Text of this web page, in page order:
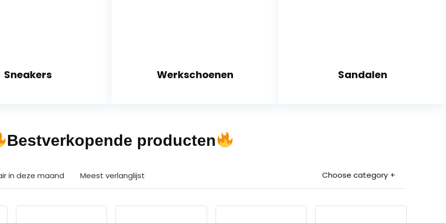
Sneakers Werkschoenen Sandalen
Bestverkopende producten
in deze maand Meest verlanglijst Choose category